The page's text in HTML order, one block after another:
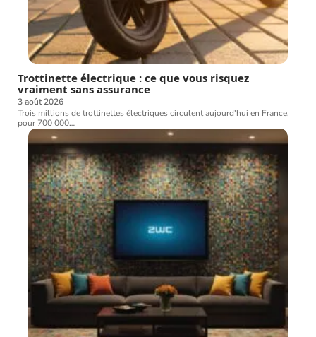
Trottinette électrique : ce que vous risquez
vraiment sans assurance
3 août 2026
Trois millions de trottinettes électriques circulent aujourd'hui en France,
pour 700 000…